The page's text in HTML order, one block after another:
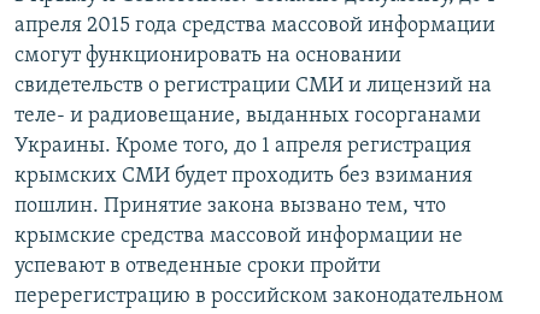
апреля 2015 года средства массовой информации
смогут функционировать на основании
свидетельств о регистрации СМИ и лицензий на
теле- и радиовещание, выданных госорганами
Украины. Кроме того, до 1 апреля регистрация
крымских СМИ будет проходить без взимания
пошлин. Принятие закона вызвано тем, что
крымские средства массовой информации не
успевают в отведенные сроки пройти
перерегистрацию в российском законодательном